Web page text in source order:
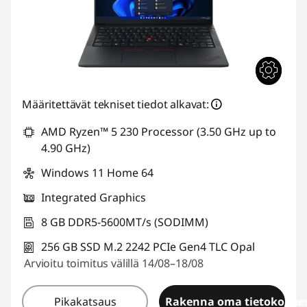
Määritettävät tekniset tiedot alkavat:
AMD Ryzen™ 5 230 Processor (3.50 GHz up to
4.90 GHz)
Windows 11 Home 64
Integrated Graphics
8 GB DDR5-5600MT/s (SODIMM)
256 GB SSD M.2 2242 PCIe Gen4 TLC Opal
Arvioitu toimitus välillä 14/08–18/08
Pikakatsaus Rakenna oma